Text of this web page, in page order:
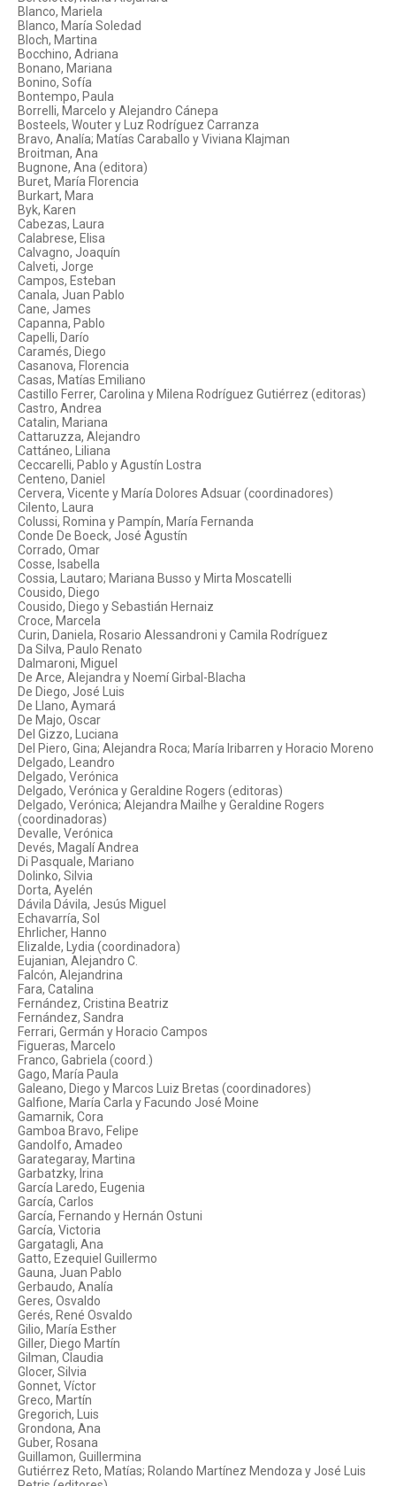
Blanco, Mariela
Blanco, María Soledad
Bloch, Martina
Bocchino, Adriana
Bonano, Mariana
Bonino, Sofía
Bontempo, Paula
Borrelli, Marcelo y Alejandro Cánepa
Bosteels, Wouter y Luz Rodríguez Carranza
Bravo, Analía; Matías Caraballo y Viviana Klajman
Broitman, Ana
Bugnone, Ana (editora)
Buret, María Florencia
Burkart, Mara
Byk, Karen
Cabezas, Laura
Calabrese, Elisa
Calvagno, Joaquín
Calveti, Jorge
Campos, Esteban
Canala, Juan Pablo
Cane, James
Capanna, Pablo
Capelli, Darío
Caramés, Diego
Casanova, Florencia
Casas, Matías Emiliano
Castillo Ferrer, Carolina y Milena Rodríguez Gutiérrez (editoras)
Castro, Andrea
Catalin, Mariana
Cattaruzza, Alejandro
Cattáneo, Liliana
Ceccarelli, Pablo y Agustín Lostra
Centeno, Daniel
Cervera, Vicente y María Dolores Adsuar (coordinadores)
Cilento, Laura
Colussi, Romina y Pampín, María Fernanda
Conde De Boeck, José Agustín
Corrado, Omar
Cosse, Isabella
Cossia, Lautaro; Mariana Busso y Mirta Moscatelli
Cousido, Diego
Cousido, Diego y Sebastián Hernaiz
Croce, Marcela
Curin, Daniela, Rosario Alessandroni y Camila Rodríguez
Da Silva, Paulo Renato
Dalmaroni, Miguel
De Arce, Alejandra y Noemí Girbal-Blacha
De Diego, José Luis
De Llano, Aymará
De Majo, Oscar
Del Gizzo, Luciana
Del Piero, Gina; Alejandra Roca; María Iribarren y Horacio Moreno
Delgado, Leandro
Delgado, Verónica
Delgado, Verónica y Geraldine Rogers (editoras)
Delgado, Verónica; Alejandra Mailhe y Geraldine Rogers
(coordinadoras)
Devalle, Verónica
Devés, Magalí Andrea
Di Pasquale, Mariano
Dolinko, Silvia
Dorta, Ayelén
Dávila Dávila, Jesús Miguel
Echavarría, Sol
Ehrlicher, Hanno
Elizalde, Lydia (coordinadora)
Eujanian, Alejandro C.
Falcón, Alejandrina
Fara, Catalina
Fernández, Cristina Beatriz
Fernández, Sandra
Ferrari, Germán y Horacio Campos
Figueras, Marcelo
Franco, Gabriela (coord.)
Gago, María Paula
Galeano, Diego y Marcos Luiz Bretas (coordinadores)
Galfione, María Carla y Facundo José Moine
Gamarnik, Cora
Gamboa Bravo, Felipe
Gandolfo, Amadeo
Garategaray, Martina
Garbatzky, Irina
García Laredo, Eugenia
García, Carlos
García, Fernando y Hernán Ostuni
García, Victoria
Gargatagli, Ana
Gatto, Ezequiel Guillermo
Gauna, Juan Pablo
Gerbaudo, Analía
Geres, Osvaldo
Gerés, René Osvaldo
Gilio, María Esther
Giller, Diego Martín
Gilman, Claudia
Glocer, Silvia
Gonnet, Víctor
Greco, Martín
Gregorich, Luis
Grondona, Ana
Guber, Rosana
Guillamon, Guillermina
Gutiérrez Reto, Matías; Rolando Martínez Mendoza y José Luis